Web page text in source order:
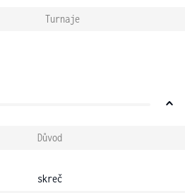
Turnaje
Důvod
skreč